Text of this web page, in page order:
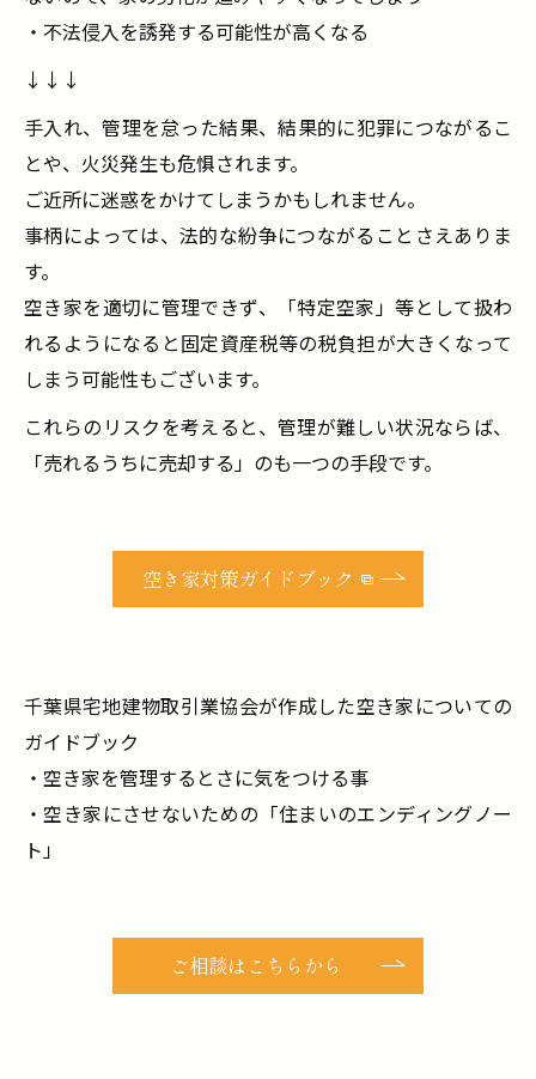
・不法侵入を誘発する可能性が高くなる
↓↓↓
手入れ、管理を怠った結果、結果的に犯罪につながるこ
とや、火災発生も危惧されます。
ご近所に迷惑をかけてしまうかもしれません。
事柄によっては、法的な紛争につながることさえありま
す。
空き家を適切に管理できず、「特定空家」等として扱わ
れるようになると固定資産税等の税負担が大きくなって
しまう可能性もございます。
これらのリスクを考えると、管理が難しい状況ならば、
「売れるうちに売却する」のも一つの手段です。
空き家対策ガイドブック
千葉県宅地建物取引業協会が作成した空き家についての
ガイドブック
・空き家を管理するとさに気をつける事
・空き家にさせないための「住まいのエンディングノー
ト」
ご相談はこちらから